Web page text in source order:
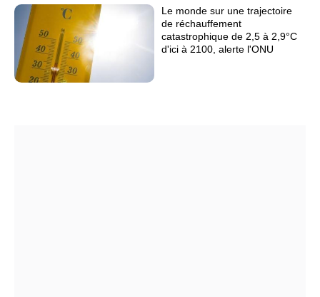
Le monde sur une trajectoire
de réchauffement
catastrophique de 2,5 à 2,9°C
d'ici à 2100, alerte l'ONU